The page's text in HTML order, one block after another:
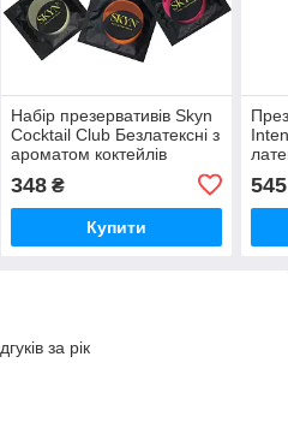
Набір презервативів Skyn
Cocktail Club Безлатексні з
ароматом коктейлів
348₴
Купити
545
за рік